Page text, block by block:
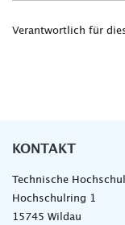
Verantwortlich für
KONTAKT
Technische
Hochschulring 1
15745 Wildau